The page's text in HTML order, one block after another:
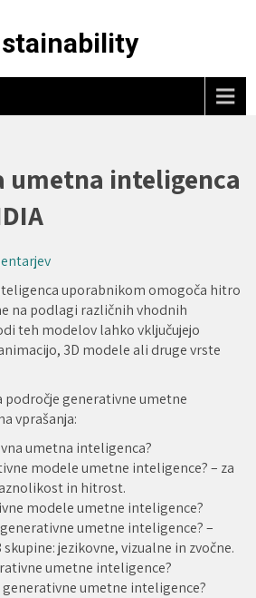
umetna inteligenca
uporabnikom omogoča hitro
na podlagi različnih vhodnih
teh modelov lahko vključujejo
3D modele ali druge vrste
področje generativne umetne
vprašanja:
umetna inteligenca?
modele umetne inteligence? – za
in hitrost.
modele umetne inteligence?
umetne inteligence? –
jezikovne, vizualne in zvočne.
umetne inteligence?
umetne inteligence?